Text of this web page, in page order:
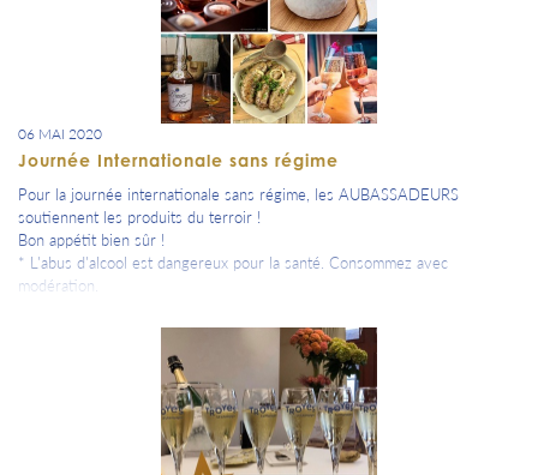
Après cette rencontre événement, 10 premiers mots nous viennent :
Soutien
Recommandations
Stratégies
Projets
Initiatives
Actions
Énergies
prochaines semaines et mois à venir ....
06 MAI 2020
Journée Internationale sans régime
Pour la journée internationale sans régime, les AUBASSADEURS
soutiennent les produits du terroir !
Bon appétit bien sûr !
* L'abus d'alcool est dangereux pour la santé. Consommez avec
modération.